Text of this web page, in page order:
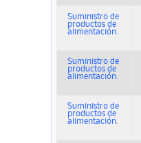
Suministro de
productos de
alimentación.
Suministro de
productos de
alimentación.
Suministro de
productos de
alimentación.